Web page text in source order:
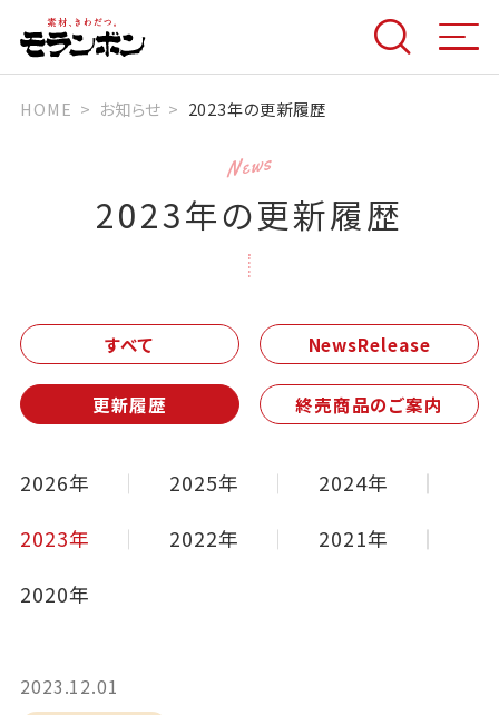
HOME お知らせ 2023年の更新履歴
News
2023年の更新履歴
すべて NewsRelease
更新履歴 終売商品のご案内
2026年 2025年
2024年
2023年
2022年
2021年
2020年
2023.12.01